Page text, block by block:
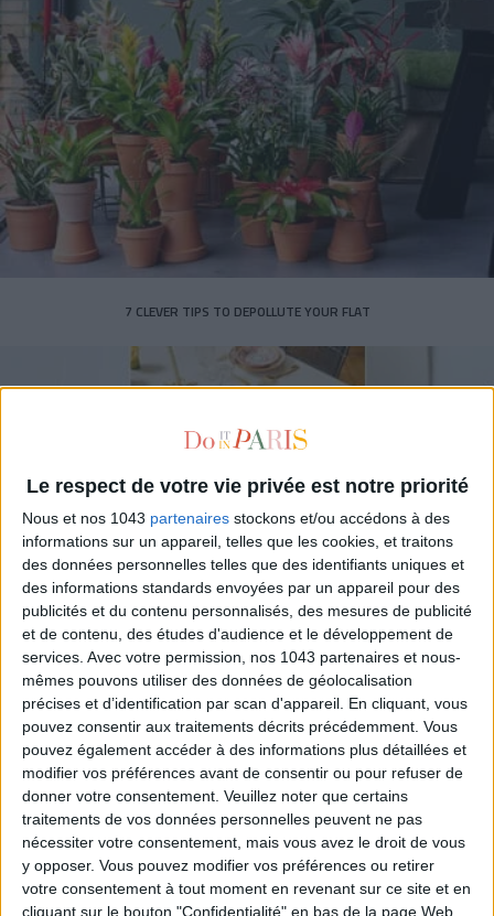
Le respect de votre vie privée est notre priorité
Nous et nos 1043 partenaires stockons et/ou accédons à des
informations sur un appareil, telles que les cookies, et traitons
des données personnelles telles que des identifiants uniques et
des informations standards envoyées par un appareil pour des
publicités et du contenu personnalisés, des mesures de publicité
et de contenu, des études d'audience et le développement de
services. Avec votre permission, nos 1043 partenaires et nous-
mêmes pouvons utiliser des données de géolocalisation
précises et d’identification par scan d'appareil. En cliquant, vous
pouvez consentir aux traitements décrits précédemment. Vous
pouvez également accéder à des informations plus détaillées et
modifier vos préférences avant de consentir ou pour refuser de
donner votre consentement. Veuillez noter que certains
traitements de vos données personnelles peuvent ne pas
nécessiter votre consentement, mais vous avez le droit de vous
y opposer. Vous pouvez modifier vos préférences ou retirer
votre consentement à tout moment en revenant sur ce site et en
cliquant sur le bouton "Confidentialité" en bas de la page Web.
7 CLEVER TIPS TO DEPOLLUTE YOUR FLAT
CHRISTMAS DECORATION: THE NEW TRENDS THAT ARE A HIT